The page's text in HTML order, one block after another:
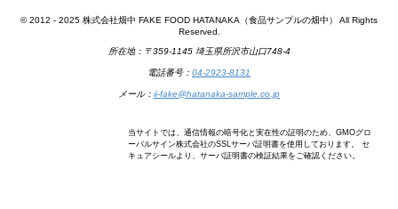
© 2012 - 2025 株式会社畑中 FAKE FOOD HATANAKA（食品サンプルの畑中） All Rights
Reserved.
所在地：〒359-1145 埼玉県所沢市山口748-4
電話番号： 04-2923-8131
メール： ii-fake@hatanaka-sample.co.jp
当サイトでは、通信情報の暗号化と実在性の証明のため、GMOグロ
ーバルサイン株式会社のSSLサーバ証明書を使用しております。 セ
キュアシールより、サーバ証明書の検証結果をご確認ください。